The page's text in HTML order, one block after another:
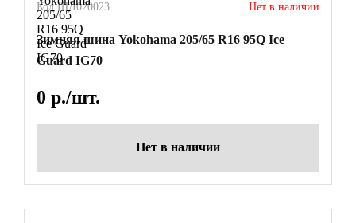
Код ШД020023 Нет в наличии
Зимняя шина Yokohama 205/65 R16 95Q Ice
Guard IG70
0 р./шт.
Нет в наличии